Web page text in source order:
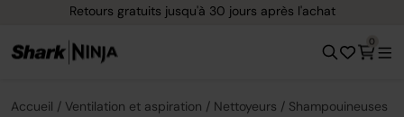
Retours gratuits jusqu'à 30 jours après l'achat
0
Accueil Ventilation et aspiration Nettoyeurs Shampouineuses